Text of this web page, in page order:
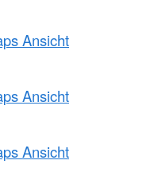
Ansicht
Ansicht
Ansicht